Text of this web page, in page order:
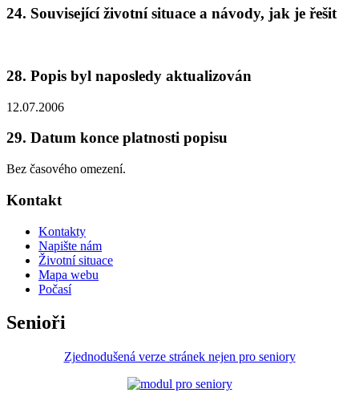
24. Související životní situace a návody, jak je řešit
28. Popis byl naposledy aktualizován
12.07.2006
29. Datum konce platnosti popisu
Bez časového omezení.
Kontakt
Kontakty
Napište nám
Životní situace
Mapa webu
Počasí
Senioři
Zjednodušená verze stránek nejen pro seniory